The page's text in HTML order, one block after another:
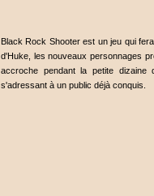
Black Rock Shooter est un jeu qui
d'Huke, les nouveaux personnages
accroche pendant la petite
s'adressant à un public déjà conquis.